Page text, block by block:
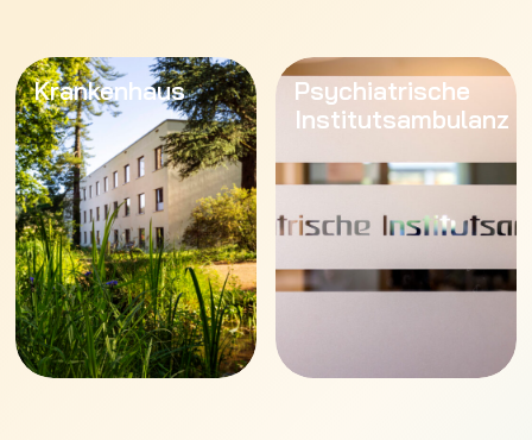
Krankenhaus
Psychiatrische
Institutsambulanz